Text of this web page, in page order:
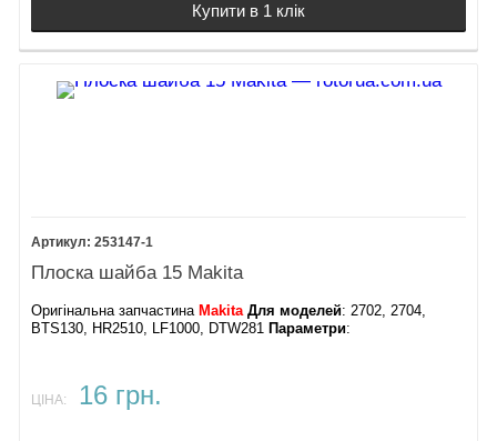
Купити в 1 клік
253147-1
Плоска шайба 15 Makita
Оригінальна запчастина Makita Для моделей: 2702, 2704,
BTS130, HR2510, LF1000, DTW281
Параметри:
ЦІНА: 16 грн.